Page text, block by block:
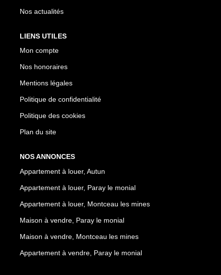
Nos actualités
LIENS UTILES
Mon compte
Nos honoraires
Mentions légales
Politique de confidentialité
Politique des cookies
Plan du site
NOS ANNONCES
Appartement à louer, Autun
Appartement à louer, Paray le monial
Appartement à louer, Montceau les mines
Maison à vendre, Paray le monial
Maison à vendre, Montceau les mines
Appartement à vendre, Paray le monial